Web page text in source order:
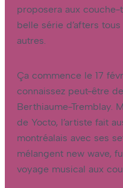
proposera aux
belle série d’afters
autres.
Ça commence le 17
connaissez peut-être
Berthiaume-Tremblay.
de Yocto, l’artiste fait
montréalais avec ses
mélangent new wave,
voyage musical aux